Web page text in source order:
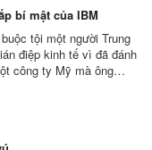
bí mật của IBM
tội một người Trung
điệp kinh tế vì đã đánh
công ty Mỹ mà ông…